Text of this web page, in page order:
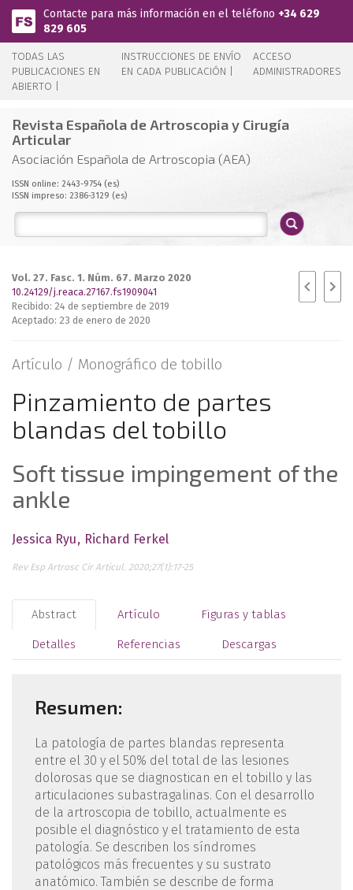
Pasar al contenido principal
Contacte para más información en el teléfono +34 629
829 605
TODAS LAS
PUBLICACIONES EN
ABIERTO |
INSTRUCCIONES DE ENVÍO
EN CADA PUBLICACIÓN |
ACCESO
ADMINISTRADORES
Revista Española de Artroscopia y Cirugía
Articular
Asociación Española de Artroscopia (AEA)
ISSN online: 2443-9754 (es)
ISSN impreso: 2386-3129 (es)
Vol. 27. Fasc. 1. Núm. 67. Marzo 2020
10.24129/j.reaca.27167.fs1909041
Recibido: 24 de septiembre de 2019
Aceptado: 23 de enero de 2020
Artículo / Monográfico de tobillo
Pinzamiento de partes
blandas del tobillo
Soft tissue impingement of the
ankle
Jessica Ryu Richard Ferkel
Rev Esp Artrosc Cir Articul. 2020;27(1):17-25
Abstract Artículo Figuras y tablas
Detalles Referencias Descargas
Resumen:
La patología de partes blandas representa
entre el 30 y el 50% del total de las lesiones
dolorosas que se diagnostican en el tobillo y las
articulaciones subastragalinas. Con el desarrollo
de la artroscopia de tobillo, actualmente es
posible el diagnóstico y el tratamiento de esta
patología. Se describen los síndromes
patológicos más frecuentes y su sustrato
anatómico. También se describe de forma